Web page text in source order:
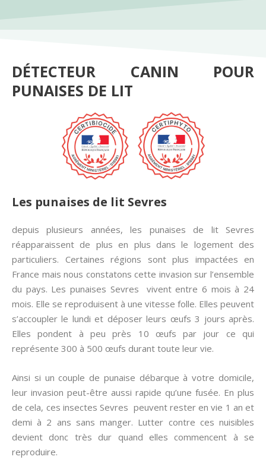
DÉTECTEUR CANIN POUR
PUNAISES DE LIT
Les punaises de lit Sevres
depuis plusieurs années, les punaises de lit Sevres
réapparaissent de plus en plus dans le logement des
particuliers. Certaines régions sont plus impactées en
France mais nous constatons cette invasion sur l’ensemble
du pays. Les punaises Sevres vivent entre 6 mois à 24
mois. Elle se reproduisent à une vitesse folle. Elles peuvent
s’accoupler le lundi et déposer leurs œufs 3 jours après.
Elles pondent à peu près 10 œufs par jour ce qui
représente 300 à 500 œufs durant toute leur vie.
Ainsi si un couple de punaise débarque à votre domicile,
leur invasion peut-être aussi rapide qu’une fusée. En plus
de cela, ces insectes Sevres peuvent rester en vie 1 an et
demi à 2 ans sans manger. Lutter contre ces nuisibles
devient donc très dur quand elles commencent à se
reproduire.